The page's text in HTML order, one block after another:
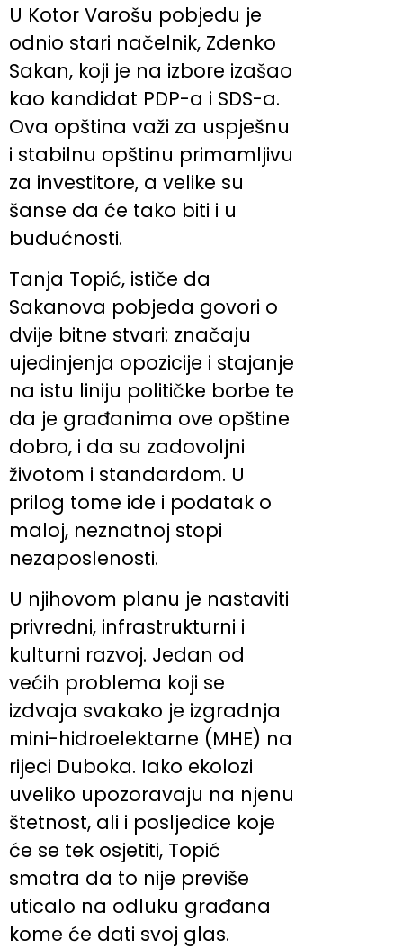
U Kotor Varošu pobjedu je
odnio stari načelnik, Zdenko
Sakan, koji je na izbore izašao
kao kandidat PDP-a i SDS-a.
Ova opština važi za uspješnu
i stabilnu opštinu primamljivu
za investitore, a velike su
šanse da će tako biti i u
budućnosti.
Tanja Topić, ističe da
Sakanova pobjeda govori o
dvije bitne stvari: značaju
ujedinjenja opozicije i stajanje
na istu liniju političke borbe te
da je građanima ove opštine
dobro, i da su zadovoljni
životom i standardom. U
prilog tome ide i podatak o
maloj, neznatnoj stopi
nezaposlenosti.
U njihovom planu je nastaviti
privredni, infrastrukturni i
kulturni razvoj. Jedan od
većih problema koji se
izdvaja svakako je izgradnja
mini-hidroelektarne (MHE) na
rijeci Duboka. Iako ekolozi
uveliko upozoravaju na njenu
štetnost, ali i posljedice koje
će se tek osjetiti, Topić
smatra da to nije previše
uticalo na odluku građana
kome će dati svoj glas.